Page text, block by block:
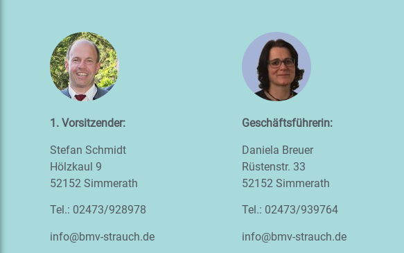
1. Vorsitzender:
Stefan Schmidt
Hölzkaul 9
52152 Simmerath
Tel.: 02473/928978
info@bmv-strauch.de
Geschäftsführerin:
Daniela Breuer
Rüstenstr. 33
52152 Simmerath
Tel.: 02473/939764
info@bmv-strauch.de